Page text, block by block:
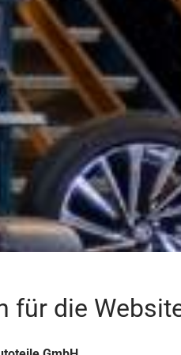
für die